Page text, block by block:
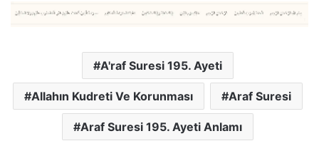
A'raf Suresi 195. Ayeti
Allahın Kudreti Ve Korunması Araf Suresi
Araf Suresi 195. Ayeti Anlamı